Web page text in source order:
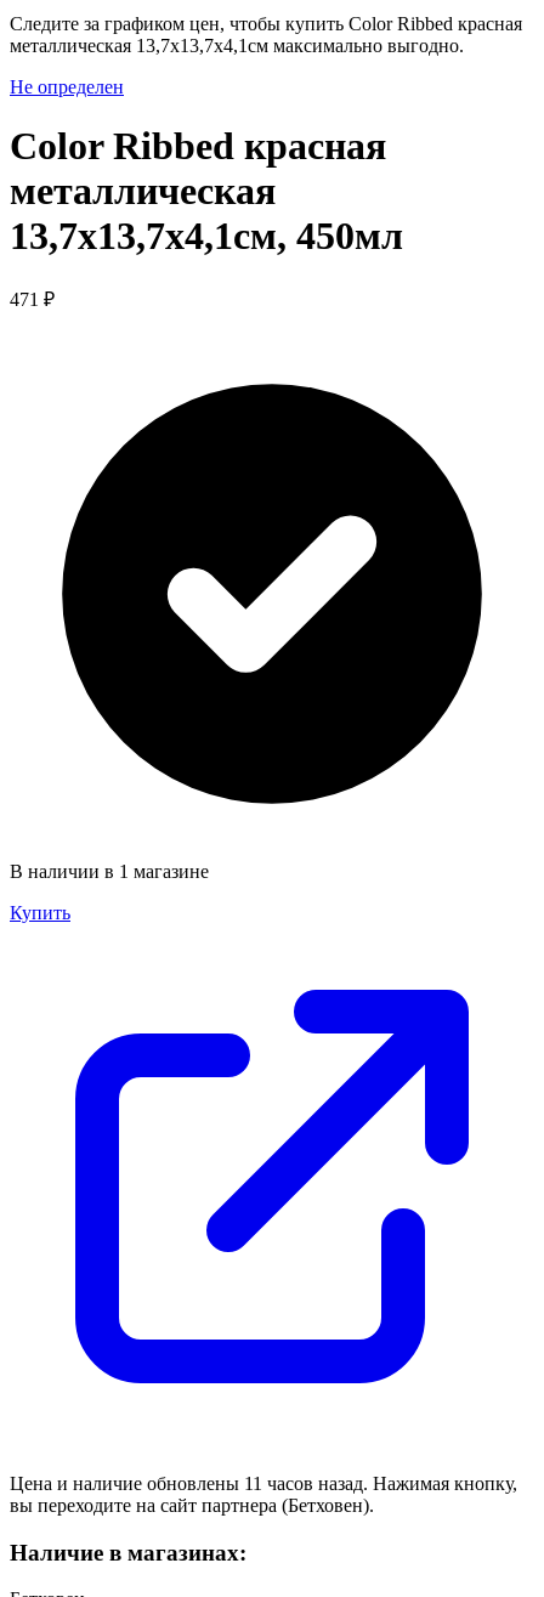
Следите за графиком цен, чтобы купить Color Ribbed красная
металлическая 13,7х13,7х4,1cм максимально выгодно.
Не определен
Color Ribbed красная
металлическая
13,7х13,7х4,1cм, 450мл
471 ₽
В наличии в 1 магазине
Купить
Цена и наличие обновлены 11 часов назад. Нажимая кнопку,
вы переходите на сайт партнера (Бетховен).
Наличие в магазинах: